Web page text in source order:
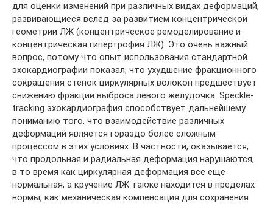
для оценки изменений при различных видах деформаций,
развивающиеся вслед за развитием концентрической
геометрии ЛЖ (концентрическое ремоделирование и
концентрическая гипертрофия ЛЖ). Это очень важный
вопрос, потому что опыт использования стандартной
эхокардиографии показал, что ухудшение фракционного
сокращения стенок циркулярных волокон предшествует
снижению фракции выброса левого желудочка. Speckle-
tracking эхокардиография способствует дальнейшему
пониманию того, что взаимодействие различных
деформаций является гораздо более сложным
процессом в этих условиях. В частности, оказывается,
что продольная и радиальная деформация нарушаются,
в то время как циркулярная деформация все еще
нормальная, а кручение ЛЖ также находится в пределах
нормы, как механическая компенсация для сохранения